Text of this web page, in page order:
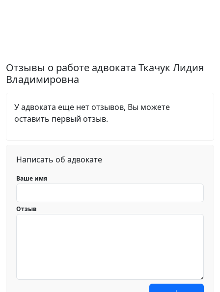
Отзывы о работе адвоката Ткачук Лидия
Владимировна
У адвоката еще нет отзывов, Вы можете
оставить первый отзыв.
Написать об адвокате
Ваше имя
Отзыв